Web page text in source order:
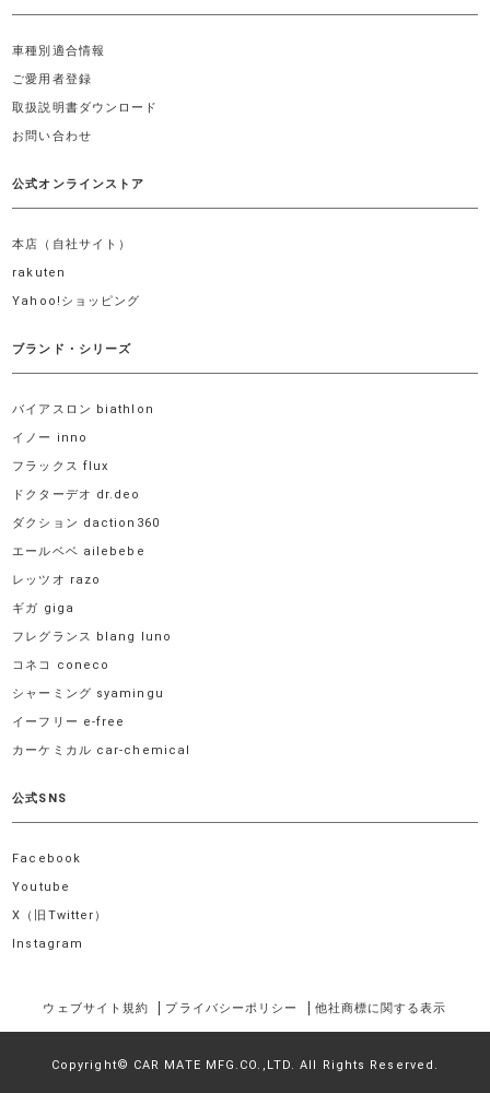
車種別適合情報
ご愛用者登録
取扱説明書ダウンロード
お問い合わせ
公式オンラインストア
本店（自社サイト）
rakuten
Yahoo!ショッピング
ブランド・シリーズ
バイアスロン biathlon
イノー inno
フラックス flux
ドクターデオ dr.deo
ダクション daction360
エールベベ ailebebe
レッツオ razo
ギガ giga
フレグランス blang luno
コネコ coneco
シャーミング syamingu
イーフリー e-free
カーケミカル car-chemical
公式SNS
Facebook
Youtube
X（旧Twitter）
Instagram
ウェブサイト規約 プライバシーポリシー 他社商標に関する表示
Copyright© CAR MATE MFG.CO.,LTD. All Rights Reserved.